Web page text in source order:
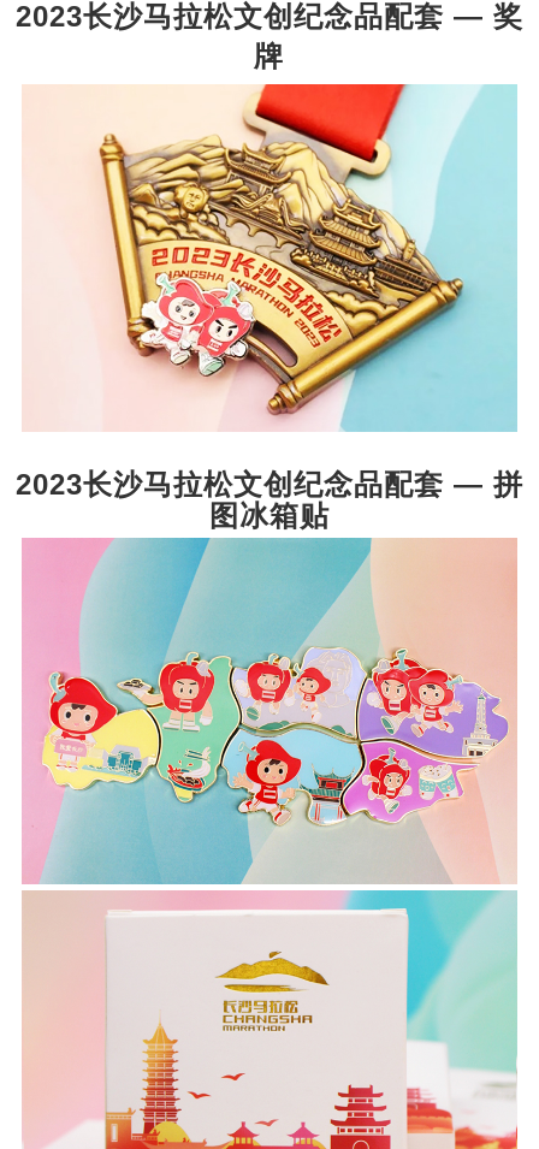
2023长沙马拉松文创纪念品配套 — 奖
牌
2023长沙马拉松文创纪念品配套 — 拼
图冰箱贴